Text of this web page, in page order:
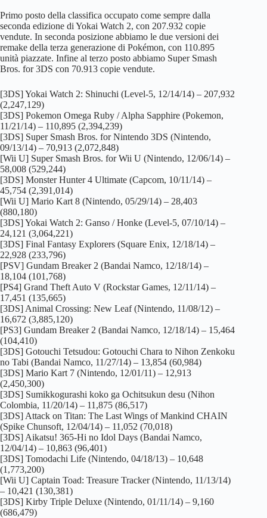
Primo posto della classifica occupato come sempre dalla
seconda edizione di Yokai Watch 2, con 207.932 copie
vendute. In seconda posizione abbiamo le due versioni dei
remake della terza generazione di Pokémon, con 110.895
unità piazzate. Infine al terzo posto abbiamo Super Smash
Bros. for 3DS con 70.913 copie vendute.
[3DS] Yokai Watch 2: Shinuchi (Level-5, 12/14/14) – 207,932
(2,247,129)
[3DS] Pokemon Omega Ruby / Alpha Sapphire (Pokemon,
11/21/14) – 110,895 (2,394,239)
[3DS] Super Smash Bros. for Nintendo 3DS (Nintendo,
09/13/14) – 70,913 (2,072,848)
[Wii U] Super Smash Bros. for Wii U (Nintendo, 12/06/14) –
58,008 (529,244)
[3DS] Monster Hunter 4 Ultimate (Capcom, 10/11/14) –
45,754 (2,391,014)
[Wii U] Mario Kart 8 (Nintendo, 05/29/14) – 28,403
(880,180)
[3DS] Yokai Watch 2: Ganso / Honke (Level-5, 07/10/14) –
24,121 (3,064,221)
[3DS] Final Fantasy Explorers (Square Enix, 12/18/14) –
22,928 (233,796)
[PSV] Gundam Breaker 2 (Bandai Namco, 12/18/14) –
18,104 (101,768)
[PS4] Grand Theft Auto V (Rockstar Games, 12/11/14) –
17,451 (135,665)
[3DS] Animal Crossing: New Leaf (Nintendo, 11/08/12) –
16,672 (3,885,120)
[PS3] Gundam Breaker 2 (Bandai Namco, 12/18/14) – 15,464
(104,410)
[3DS] Gotouchi Tetsudou: Gotouchi Chara to Nihon Zenkoku
no Tabi (Bandai Namco, 11/27/14) – 13,854 (60,984)
[3DS] Mario Kart 7 (Nintendo, 12/01/11) – 12,913
(2,450,300)
[3DS] Sumikkogurashi koko ga Ochitsukun desu (Nihon
Colombia, 11/20/14) – 11,875 (86,517)
[3DS] Attack on Titan: The Last Wings of Mankind CHAIN
(Spike Chunsoft, 12/04/14) – 11,052 (70,018)
[3DS] Aikatsu! 365-Hi no Idol Days (Bandai Namco,
12/04/14) – 10,863 (96,401)
[3DS] Tomodachi Life (Nintendo, 04/18/13) – 10,648
(1,773,200)
[Wii U] Captain Toad: Treasure Tracker (Nintendo, 11/13/14)
– 10,421 (130,381)
[3DS] Kirby Triple Deluxe (Nintendo, 01/11/14) – 9,160
(686,479)